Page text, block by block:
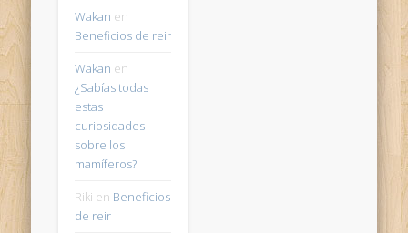
Wakan en
Beneficios de reir
Wakan en
¿Sabías todas
estas
curiosidades
sobre los
mamíferos?
Riki en Beneficios
de reir